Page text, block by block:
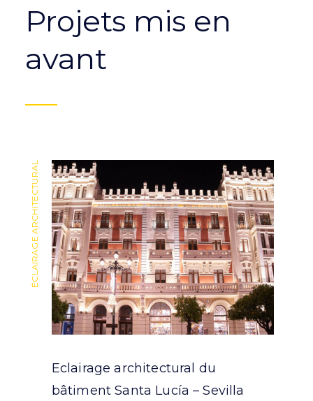
Projets mis en
avant
ÉCLAIRAGE ARCHITECTURAL
Eclairage architectural du
bâtiment Santa Lucía – Sevilla